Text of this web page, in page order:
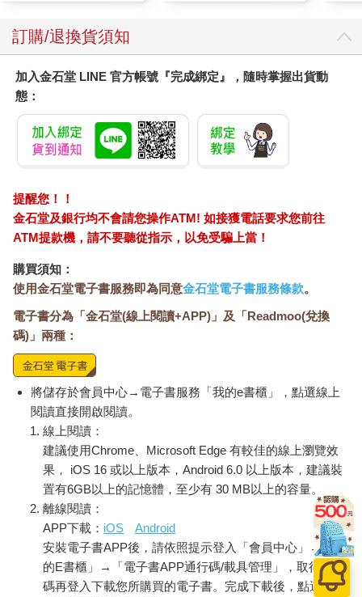
訂購/退換貨須知
加入金石堂 LINE 官方帳號『完成綁定』，隨時掌握出貨動
態：
提醒您！！
金石堂及銀行均不會請您操作ATM! 如接獲電話要求您前往
ATM提款機，請不要聽從指示，以免受騙上當！
購買須知：
使用金石堂電子書服務即為同意金石堂電子書服務條款。
電子書分為「金石堂(線上閱讀+APP)」及「Readmoo(兌換
碼)」兩種：
將儲存於會員中心→電子書服務「我的e書櫃」，點選線上
閱讀直接開啟閱讀。
線上閱讀：
建議使用Chrome、Microsoft Edge 有較佳的線上瀏覽效
果， iOS 16 或以上版本，Android 6.0 以上版本，建議裝
置有6GB以上的記憶體，至少有 30 MB以上的容量。
離線閱讀：
APP下載： iOS
Android
安裝電子書APP後，請依照提示登入「會員中心」→「我
的E書櫃」→「電子書APP通行碼/載具管理」，取得通行
碼再登入下載您所購買的電子書。完成下載後，點選任一